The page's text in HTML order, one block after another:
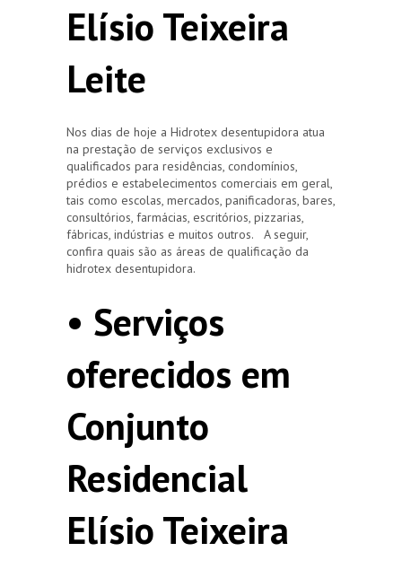
Elísio Teixeira
Leite
Nos dias de hoje a Hidrotex desentupidora atua
na prestação de serviços exclusivos e
qualificados para residências, condomínios,
prédios e estabelecimentos comerciais em geral,
tais como escolas, mercados, panificadoras, bares,
consultórios, farmácias, escritórios, pizzarias,
fábricas, indústrias e muitos outros. A seguir,
confira quais são as áreas de qualificação da
hidrotex desentupidora.
• Serviços
oferecidos em
Conjunto
Residencial
Elísio Teixeira